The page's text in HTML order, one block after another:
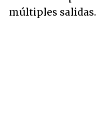
múltiples salidas.